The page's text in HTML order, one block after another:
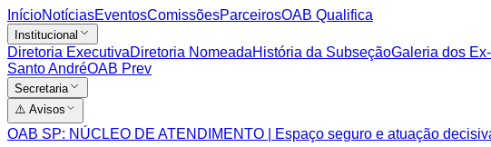
InícioNotíciasEventosComissõesParceirosOAB Qualifica
Institucional
Diretoria ExecutivaDiretoria NomeadaHistória da SubseçãoGaleria dos
Santo AndréOAB Prev
Secretaria
⚠️ Avisos
OAB SP: NÚCLEO DE ATENDIMENTO | Espaço seguro e atuação